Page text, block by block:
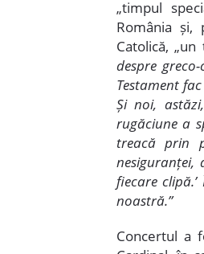
„timpul
România și,
Catolică,
despre
Testament
Și noi,
rugăciune a
treacă prin
nesiguranței,
fiecare
noastră.”
Concertul a